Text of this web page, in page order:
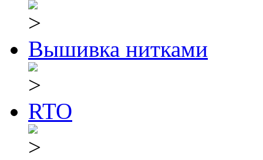
Вышивка нитками
RTO